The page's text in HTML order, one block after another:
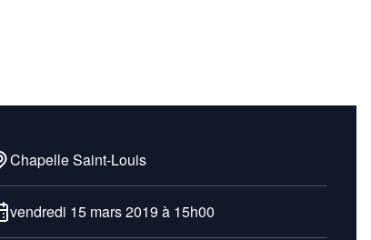
Chapelle Saint-Louis
vendredi 15 mars 2019 à 15h00